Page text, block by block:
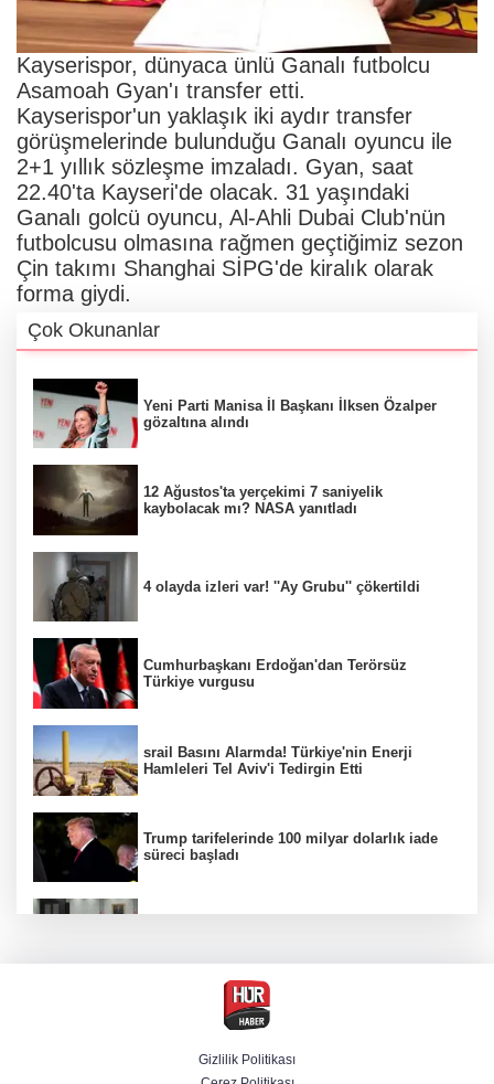
Kayserispor, dünyaca ünlü Ganalı futbolcu
Asamoah Gyan'ı transfer etti.
Kayserispor'un yaklaşık iki aydır transfer
görüşmelerinde bulunduğu Ganalı oyuncu ile
2+1 yıllık sözleşme imzaladı. Gyan, saat
22.40'ta Kayseri'de olacak. 31 yaşındaki
Ganalı golcü oyuncu, Al-Ahli Dubai Club'nün
futbolcusu olmasına rağmen geçtiğimiz sezon
Çin takımı Shanghai SİPG'de kiralık olarak
forma giydi.
Çok Okunanlar
Yeni Parti Manisa İl Başkanı İlksen Özalper
gözaltına alındı
12 Ağustos'ta yerçekimi 7 saniyelik
kaybolacak mı? NASA yanıtladı
4 olayda izleri var! ''Ay Grubu'' çökertildi
Cumhurbaşkanı Erdoğan'dan Terörsüz
Türkiye vurgusu
srail Basını Alarmda! Türkiye'nin Enerji
Hamleleri Tel Aviv'i Tedirgin Etti
Trump tarifelerinde 100 milyar dolarlık iade
süreci başladı
FETÖ'nün suikast timindeki terörist Burkay
Karatepe tutuklandı
Gizlilik Politikası